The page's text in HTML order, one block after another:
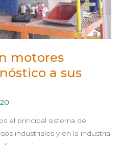
motores
a sus
el principal sistema de
industriales y en la industria